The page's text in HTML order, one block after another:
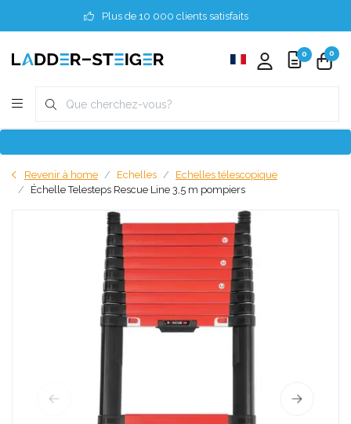
Plus de 10 000 clients satisfaits
0 0
Revenir à home Echelles
Echelles télescopique
Échelle Telesteps Rescue Line 3,5 m pompiers